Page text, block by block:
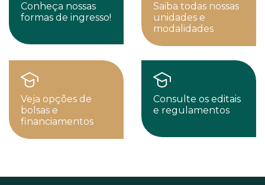
Conheça nossas
formas de ingresso!
Saiba todas nossas
unidades e
modalidades
Veja opções de
bolsas e
financiamentos
Consulte os editais
e regulamentos